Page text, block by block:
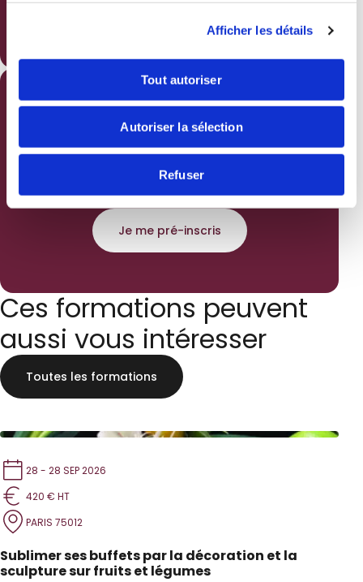
Afficher les détails
Tout autoriser
Autoriser la sélection
Refuser
Cette formation est
faite pour vous ?
N’hésitez plus !
Je me pré-inscris
Ces formations peuvent
aussi vous intéresser
Toutes les formations
28 - 28 SEP 2026
420 € HT
PARIS 75012
Sublimer ses buffets par la décoration et la
sculpture sur fruits et légumes